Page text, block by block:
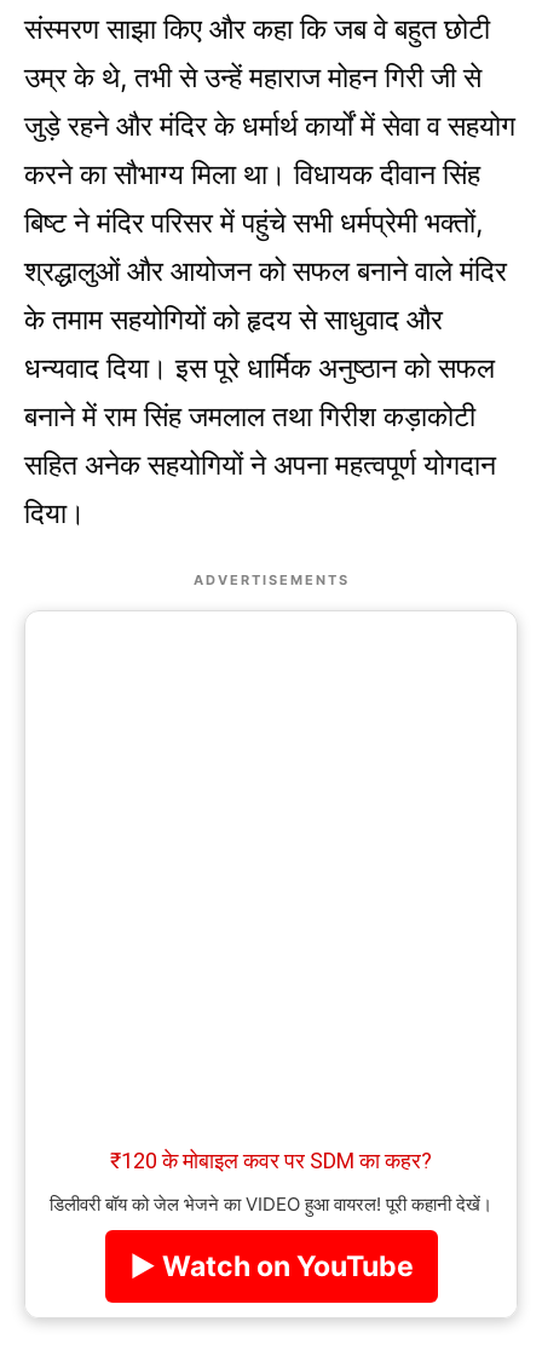
संस्मरण साझा किए और कहा कि जब वे बहुत छोटी
उम्र के थे, तभी से उन्हें महाराज मोहन गिरी जी से
जुड़े रहने और मंदिर के धर्मार्थ कार्यों में सेवा व सहयोग
करने का सौभाग्य मिला था। विधायक दीवान सिंह
बिष्ट ने मंदिर परिसर में पहुंचे सभी धर्मप्रेमी भक्तों,
श्रद्धालुओं और आयोजन को सफल बनाने वाले मंदिर
के तमाम सहयोगियों को हृदय से साधुवाद और
धन्यवाद दिया। इस पूरे धार्मिक अनुष्ठान को सफल
बनाने में राम सिंह जमलाल तथा गिरीश कड़ाकोटी
सहित अनेक सहयोगियों ने अपना महत्वपूर्ण योगदान
दिया।
ADVERTISEMENTS
₹120 के मोबाइल कवर पर SDM का कहर?
डिलीवरी बॉय को जेल भेजने का VIDEO हुआ वायरल! पूरी कहानी देखें।
▶ Watch on YouTube